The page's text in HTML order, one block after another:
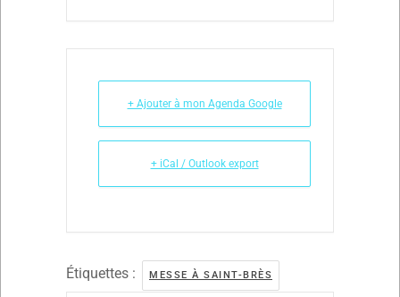
+ Ajouter à mon Agenda Google
+ iCal / Outlook export
Étiquettes : MESSE À SAINT-BRÈS